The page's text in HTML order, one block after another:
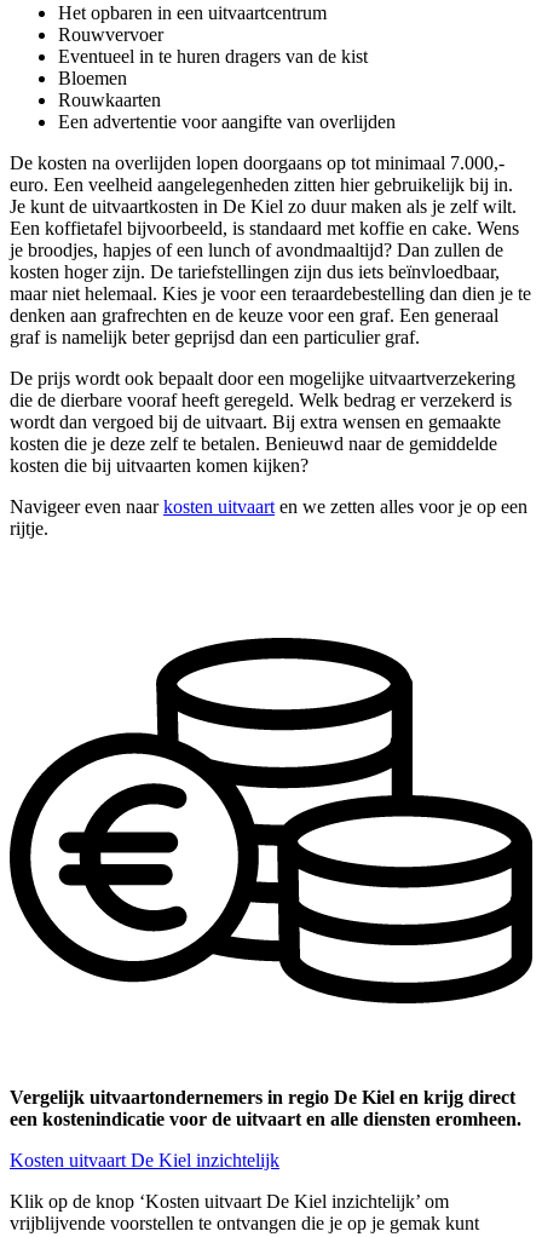
Het opbaren in een uitvaartcentrum
Rouwvervoer
Eventueel in te huren dragers van de kist
Bloemen
Rouwkaarten
Een advertentie voor aangifte van overlijden
De kosten na overlijden lopen doorgaans op tot minimaal 7.000,-
euro. Een veelheid aangelegenheden zitten hier gebruikelijk bij in.
Je kunt de uitvaartkosten in De Kiel zo duur maken als je zelf wilt.
Een koffietafel bijvoorbeeld, is standaard met koffie en cake. Wens
je broodjes, hapjes of een lunch of avondmaaltijd? Dan zullen de
kosten hoger zijn. De tariefstellingen zijn dus iets beïnvloedbaar,
maar niet helemaal. Kies je voor een teraardebestelling dan dien je te
denken aan grafrechten en de keuze voor een graf. Een generaal
graf is namelijk beter geprijsd dan een particulier graf.
De prijs wordt ook bepaalt door een mogelijke uitvaartverzekering
die de dierbare vooraf heeft geregeld. Welk bedrag er verzekerd is
wordt dan vergoed bij de uitvaart. Bij extra wensen en gemaakte
kosten die je deze zelf te betalen. Benieuwd naar de gemiddelde
kosten die bij uitvaarten komen kijken?
Navigeer even naarkosten uitvaart en we zetten alles voor je op een
rijtje.
Vergelijk uitvaartondernemers in regio De Kiel en krijg direct
een kostenindicatie voor de uitvaart en alle diensten eromheen.
Kosten uitvaart De Kiel inzichtelijk
Klik op de knop ‘Kosten uitvaart De Kiel inzichtelijk’ om
vrijblijvende voorstellen te ontvangen die je op je gemak kunt